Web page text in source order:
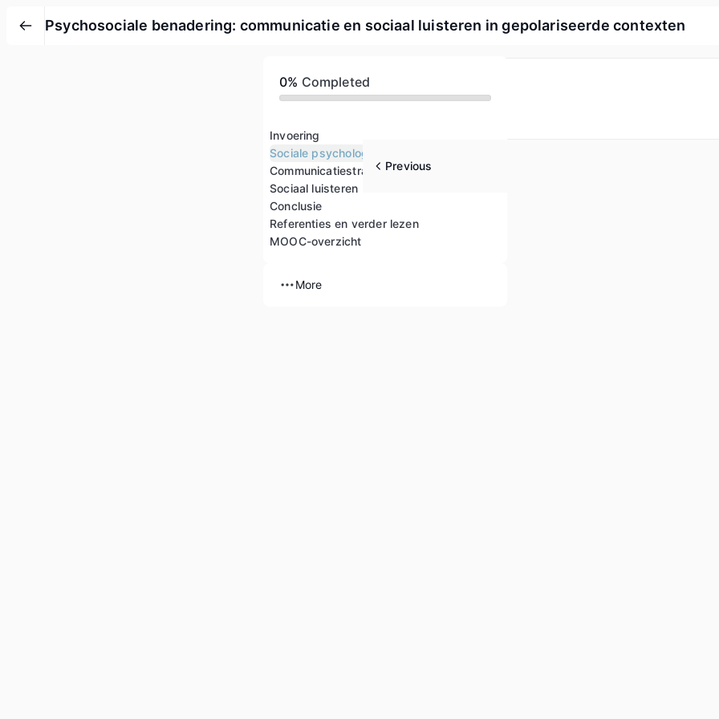
Psychosociale benadering: communicatie en sociaal luisteren in gepolariseerde contexten
0% Completed
Invoering
Sociale psychologie van groepen
Communicatiestrategieën
Sociaal luisteren
Conclusie
Referenties en verder lezen
MOOC-overzicht
More
Previous